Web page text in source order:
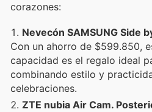
corazones:
Nevecón SAMSUNG Side
Con un ahorro de $599.850,
capacidad es el regalo ideal
combinando estilo y
celebraciones.
ZTE nubia Air Cam.